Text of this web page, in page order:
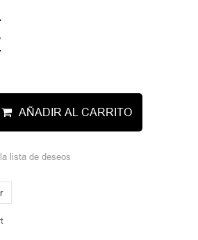
AÑADIR AL CARRITO
lista de deseos